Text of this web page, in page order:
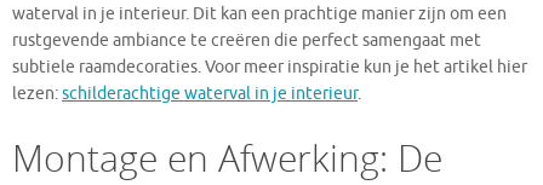
waterval in je interieur. Dit kan een prachtige manier zijn om een
rustgevende ambiance te creëren die perfect samengaat met
subtiele raamdecoraties. Voor meer inspiratie kun je het artikel hier
lezen:schilderachtige waterval in je interieur.
Montage en Afwerking: De